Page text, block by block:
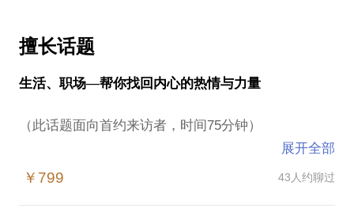
擅长话题
生活、职场—帮你找回内心的热情与力量
（此话题面向首约来访者，时间75分钟）
大，没有一件事会遂自己心愿。”
展开全部
￥799 43人约聊过